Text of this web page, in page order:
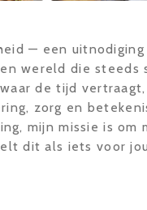
— een
wereld die steeds
de tijd
zorg en
mijn missie is om
dit als iets voor